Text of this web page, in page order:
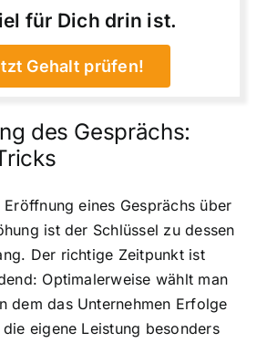
für Dich drin ist.
Gehalt prüfen!
des Gesprächs:
eines Gesprächs über
ist der Schlüssel zu dessen
Der richtige Zeitpunkt ist
Optimalerweise wählt man
dem das Unternehmen Erfolge
eigene Leistung besonders